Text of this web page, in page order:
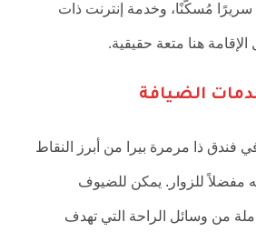
مُسكَّنًا، وخدمة إنترنت ذات
هنا متعة حقيقية.
الضيافة
فندق ذا مرمرة بيرا من أبرز النقاط
مفضلاً للزوار. يمكن للضيوف
من وسائل الراحة التي تهدف